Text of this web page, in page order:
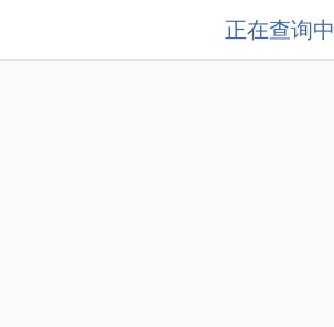
正在查询中